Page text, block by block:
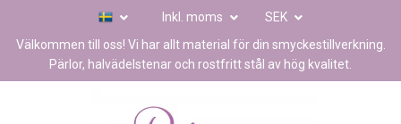
Inkl. moms
SEK
Välkommen till oss! Vi har allt material för din smyckestillverkning.
Pärlor, halvädelstenar och rostfritt stål av hög kvalitet.